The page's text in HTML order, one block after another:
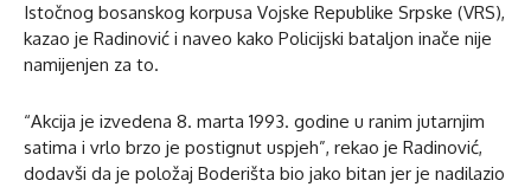
Istočnog bosanskog korpusa Vojske Republike Srpske (VRS),
kazao je Radinović i naveo kako Policijski bataljon inače nije
namijenjen za to.
“Akcija je izvedena 8. marta 1993. godine u ranim jutarnjim
satima i vrlo brzo je postignut uspjeh”, rekao je Radinović,
dodavši da je položaj Boderišta bio jako bitan jer je nadilazio